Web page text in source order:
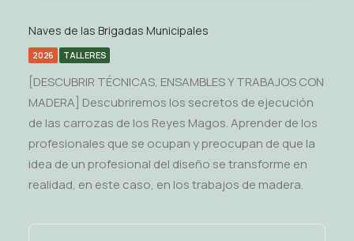
Naves de las Brigadas Municipales
2026 TALLERES
[DESCUBRIR TÉCNICAS, ENSAMBLES Y TRABAJOS CON
MADERA] Descubriremos los secretos de ejecución
de las carrozas de los Reyes Magos. Aprender de los
profesionales que se ocupan y preocupan de que la
idea de un profesional del diseño se transforme en
realidad, en este caso, en los trabajos de madera.